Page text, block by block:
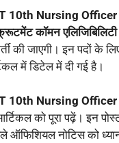
10th Nursing
कॉमन
की जाएगी। इन पदों के
में डिटेल में दी गई है।
10th Nursing
को पूरा पढ़ें। इन
ऑफिशियल नोटिस को